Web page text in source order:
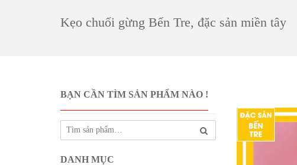
Kẹo chuối gừng Bến Tre, đặc sản miền tây
BẠN CẦN TÌM SẢN PHẨM NÀO !
DANH MỤC